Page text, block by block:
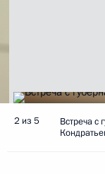
2 из 5
Встреча с